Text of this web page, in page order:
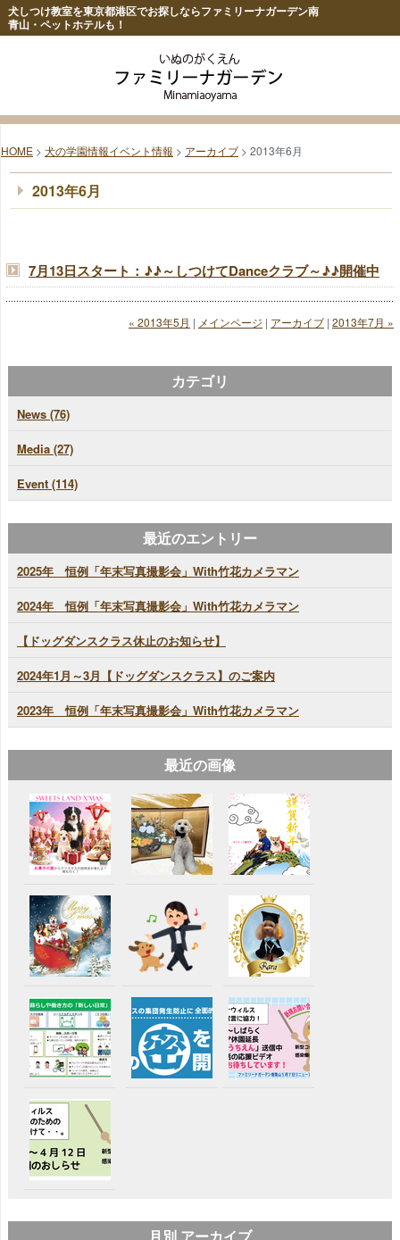
犬しつけ教室を東京都港区でお探しならファミリーナガーデン南
青山・ペットホテルも！
HOME > 犬の学園情報イベント情報 > アーカイブ > 2013年6月
2013年6月
7月13日スタート：♪♪～しつけてDanceクラブ～♪♪開催中
« 2013年5月 | メインページ | アーカイブ | 2013年7月 »
カテゴリ
News (76)
Media (27)
Event (114)
最近のエントリー
2025年 恒例「年末写真撮影会」With竹花カメラマン
2024年 恒例「年末写真撮影会」With竹花カメラマン
【ドッグダンスクラス休止のお知らせ】
2024年1月～3月【ドッグダンスクラス】のご案内
2023年 恒例「年末写真撮影会」With竹花カメラマン
最近の画像